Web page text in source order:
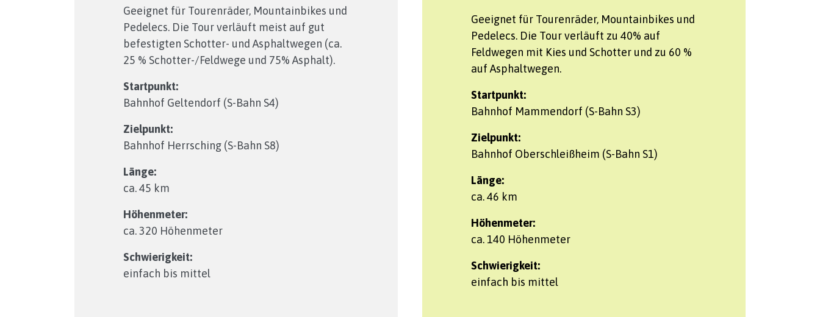
Geeignet für Tourenräder, Mountainbikes und
Pedelecs. Die Tour verläuft meist auf gut
befestigten Schotter- und Asphaltwegen (ca.
25 % Schotter-/Feldwege und 75% Asphalt).
Startpunkt:
Bahnhof Geltendorf (S-Bahn S4)
Zielpunkt:
Bahnhof Herrsching (S-Bahn S8)
Länge:
ca. 45 km
Höhenmeter:
ca. 320 Höhenmeter
Schwierigkeit:
einfach bis mittel
Geeignet für Tourenräder, Mountainbikes und
Pedelecs. Die Tour verläuft zu 40% auf
Feldwegen mit Kies und Schotter und zu 60 %
auf Asphaltwegen.
Startpunkt:
Bahnhof Mammendorf (S-Bahn S3)
Zielpunkt:
Bahnhof Oberschleißheim (S-Bahn S1)
Länge:
ca. 46 km
Höhenmeter:
ca. 140 Höhenmeter
Schwierigkeit:
einfach bis mittel